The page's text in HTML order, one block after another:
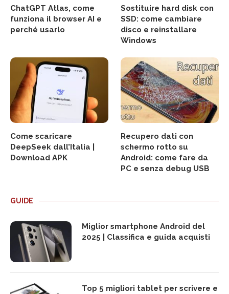
ChatGPT Atlas, come
funziona il browser AI e
perché usarlo
Sostituire hard disk con
SSD: come cambiare
disco e reinstallare
Windows
Come scaricare
DeepSeek dall’Italia |
Download APK
Recupero dati con
schermo rotto su
Android: come fare da
PC e senza debug USB
GUIDE
Miglior smartphone Android del
2025 | Classifica e guida acquisti
Top 5 migliori tablet per scrivere e